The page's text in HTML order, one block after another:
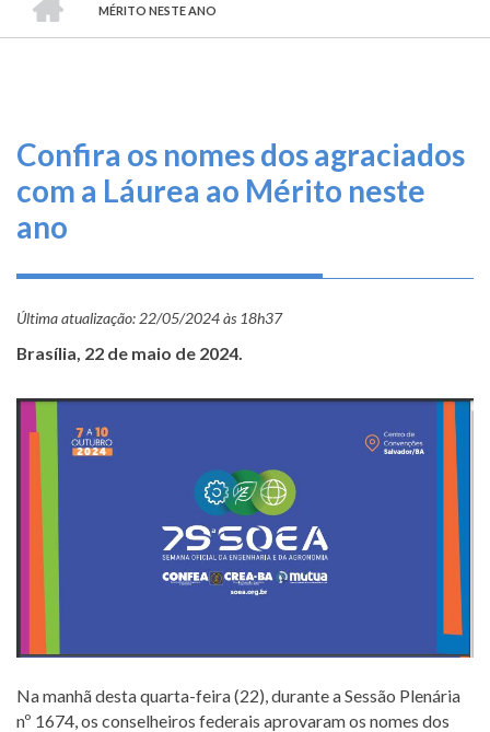
O
que
se
Conosco
e
de
Contas
TRILHA
DE
MÉRITO NESTE ANO
Confira os nomes dos agraciados
com a Láurea ao Mérito neste
ano
Última atualização: 22/05/2024 às 18h37
Brasília, 22 de maio de 2024.
Na manhã desta quarta-feira (22), durante a Sessão Plenária
nº 1674, os conselheiros federais aprovaram os nomes dos